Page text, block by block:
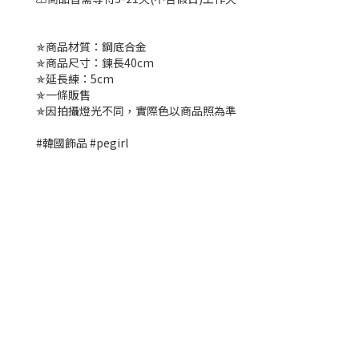
✯商品材質：鋼底合金
✯商品尺寸：鍊長40cm
✯延長練：5cm
✯一條販售
✯因拍攝燈光不同，實際色以商品照為準
#韓國飾品 #pegirl